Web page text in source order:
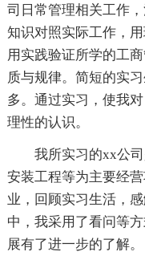
司日常管理相关工作
知识对照实际工作，
用实践验证所学的工
质与规律。简短的实
多。通过实习，使我
理性的认识。
我所实习的xx公
安装工程等为主要经
业，回顾实习生活，
中，我采用了看问等
展有了进一步的了解。